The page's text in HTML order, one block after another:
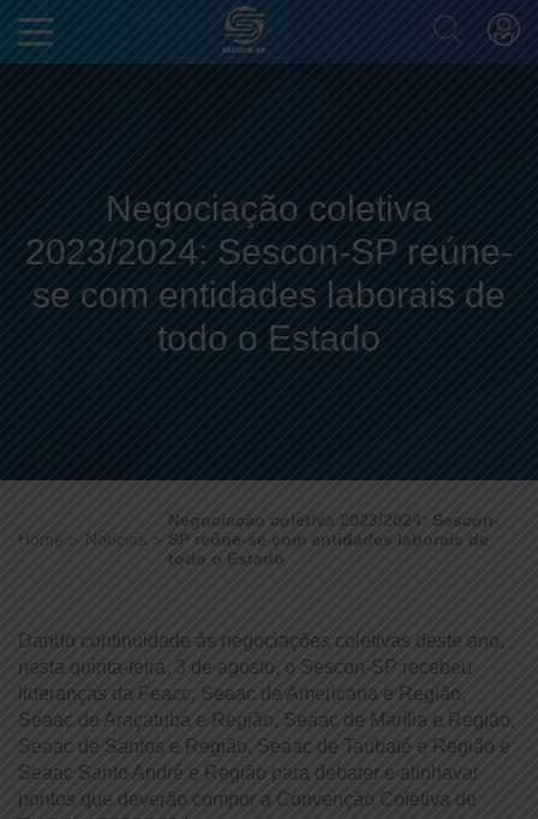
Negociação coletiva
2023/2024: Sescon-SP reúne-
se com entidades laborais de
todo o Estado
Home Notícias
Negociação coletiva 2023/2024: Sescon-
SP reúne-se com entidades laborais de
todo o Estado
Dando continuidade às negociações coletivas deste ano,
nesta quinta-feira, 3 de agosto, o Sescon-SP recebeu
lideranças da Feacc, Seaac de Americana e Região,
Seaac de Araçatuba e Região, Seaac de Marília e Região,
Seaac de Santos e Região, Seaac de Taubaté e Região e
Seaac Santo André e Região para debater e alinhavar
pontos que deverão compor a Convenção Coletiva de